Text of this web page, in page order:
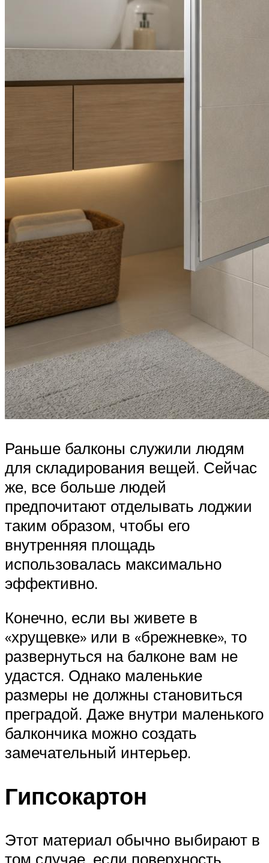
Раньше балконы служили людям
для складирования вещей. Сейчас
же, все больше людей
предпочитают отделывать лоджии
таким образом, чтобы его
внутренняя площадь
использовалась максимально
эффективно.
Конечно, если вы живете в
«хрущевке» или в «брежневке», то
развернуться на балконе вам не
удастся. Однако маленькие
размеры не должны становиться
преградой. Даже внутри маленького
балкончика можно создать
замечательный интерьер.
Гипсокартон
Этот материал обычно выбирают в
том случае, если поверхность